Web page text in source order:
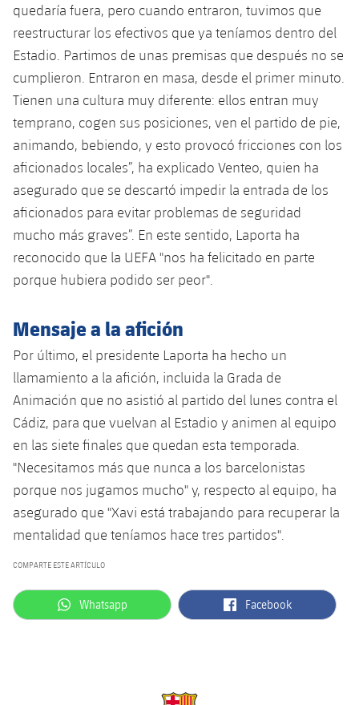
quedaría fuera, pero cuando entraron, tuvimos que
reestructurar los efectivos que ya teníamos dentro del
Estadio. Partimos de unas premisas que después no se
cumplieron. Entraron en masa, desde el primer minuto.
Tienen una cultura muy diferente: ellos entran muy
temprano, cogen sus posiciones, ven el partido de pie,
animando, bebiendo, y esto provocó fricciones con los
aficionados locales”, ha explicado Venteo, quien ha
asegurado que se descartó impedir la entrada de los
aficionados para evitar problemas de seguridad
mucho más graves”. En este sentido, Laporta ha
reconocido que la UEFA "nos ha felicitado en parte
porque hubiera podido ser peor".
Mensaje a la afición
Por último, el presidente Laporta ha hecho un
llamamiento a la afición, incluida la Grada de
Animación que no asistió al partido del lunes contra el
Cádiz, para que vuelvan al Estadio y animen al equipo
en las siete finales que quedan esta temporada.
"Necesitamos más que nunca a los barcelonistas
porque nos jugamos mucho" y, respecto al equipo, ha
asegurado que "Xavi está trabajando para recuperar la
mentalidad que teníamos hace tres partidos".
COMPARTE ESTE ARTÍCULO
label.aria.whatsapp
Whatsapp label.aria.facebook
Facebook